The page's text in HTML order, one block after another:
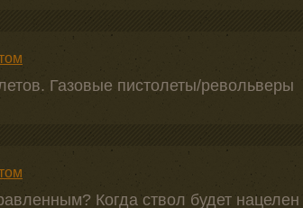
Газовые пистолеты/револьверы
Когда ствол будет нацелен